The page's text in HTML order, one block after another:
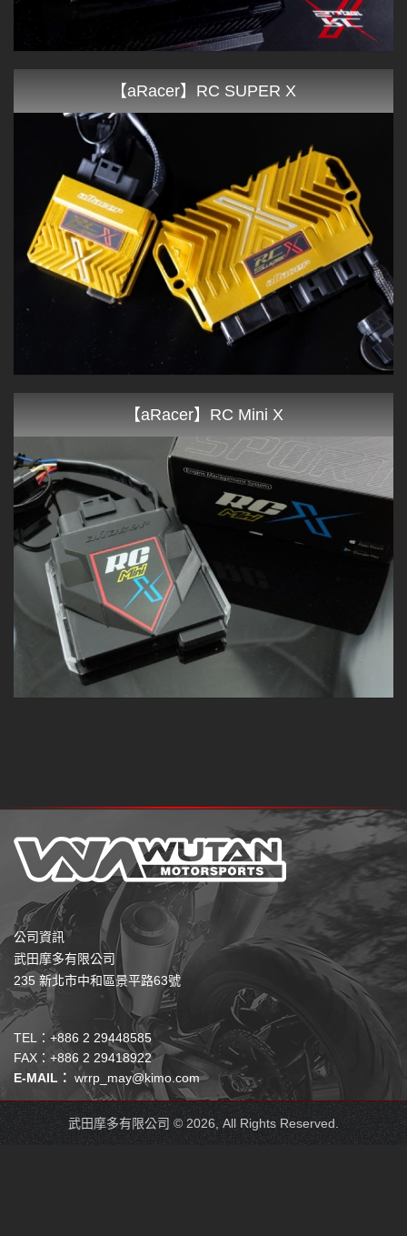
【aRacer】RC SUPER X
【aRacer】RC Mini X
公司資訊
武田摩多有限公司
235 新北市中和區景平路63號
TEL：+886 2 29448585
FAX：+886 2 29418922
E-MAIL： wrrp_may@kimo.com
武田摩多有限公司 © 2026, All Rights Reserved.